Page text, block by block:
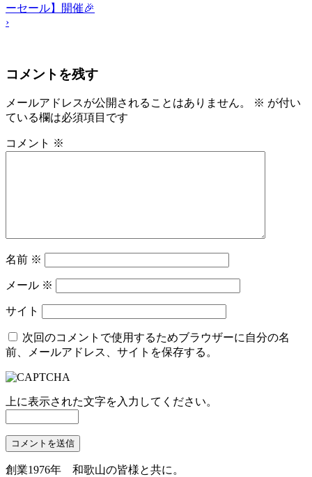
ーセール】開催🎉
›
コメントを残す
メールアドレスが公開されることはありません。 ※ が付い
ている欄は必須項目です
コメント ※
名前 ※
メール ※
サイト
次回のコメントで使用するためブラウザーに自分の名
前、メールアドレス、サイトを保存する。
上に表示された文字を入力してください。
創業1976年 和歌山の皆様と共に。